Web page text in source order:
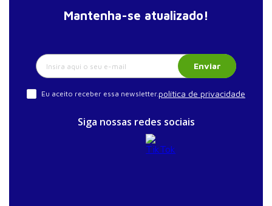
Mantenha-se atualizado!
Enviar
Eu aceito receber essa newsletter.política de privacidade
Siga nossas redes sociais